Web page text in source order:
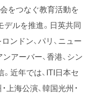
をつなぐ教育活動を
デルを推進。日英共同
ンドン、パリ、ニュー
ンアーバー、香港、シン
近年では、ITI日本セ
上海公演、韓国光州・